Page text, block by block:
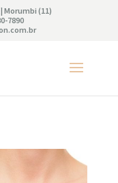
Morumbi (11)
7890